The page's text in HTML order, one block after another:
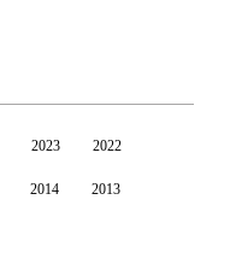
2023 2022
2014 2013